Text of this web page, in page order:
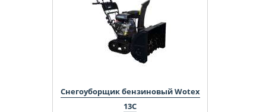
Снегоуборщик бензиновый Wotex
13C